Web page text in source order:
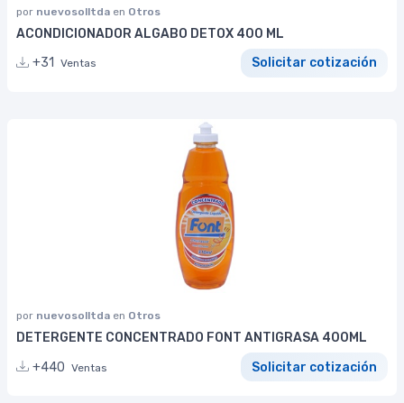
por nuevosolltda en Otros
ACONDICIONADOR ALGABO DETOX 400 ML
+31 Ventas Solicitar cotización
por nuevosolltda en Otros
DETERGENTE CONCENTRADO FONT ANTIGRASA 400ML
+440 Ventas Solicitar cotización